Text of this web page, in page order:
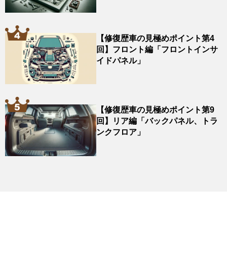
【修復歴車の見極めポイント第4
回】フロント編「フロントインサ
イドパネル」
【修復歴車の見極めポイント第9
回】リア編「バックパネル、トラ
ンクフロア」